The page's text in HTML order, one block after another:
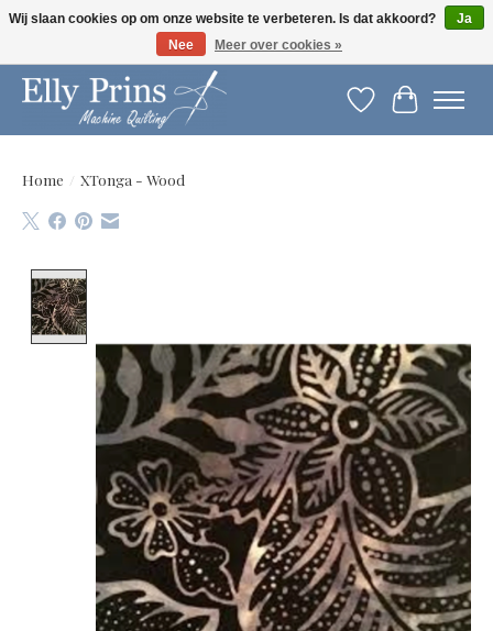
Let op: gewijzigde openingstijden!
Verlanglijst
Home / XTonga - Wood
Wij slaan cookies op om onze website te verbeteren. Is dat akkoord?
Ja
Nee
Meer over cookies »